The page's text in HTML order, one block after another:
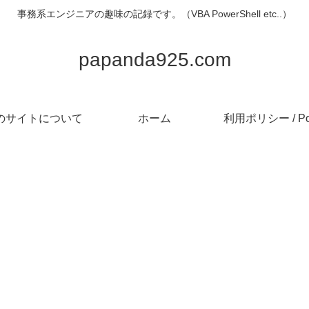
事務系エンジニアの趣味の記録です。（VBA PowerShell etc..）
papanda925.com
サイトについて ホーム 利用ポリシー /